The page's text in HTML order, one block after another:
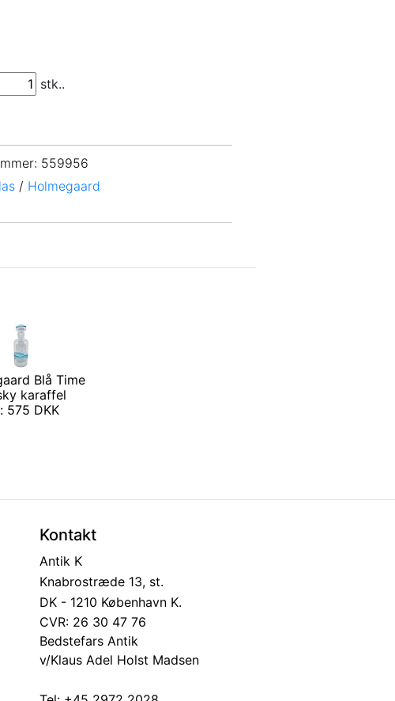
stk..
: 559956
/ Holmegaard
Blå Time
karaffel
575 DKK
Kontakt
Antik K
Knabrostræde 13, st.
DK - 1210 København K.
CVR: 26 30 47 76
Bedstefars Antik
v/Klaus Adel Holst Madsen